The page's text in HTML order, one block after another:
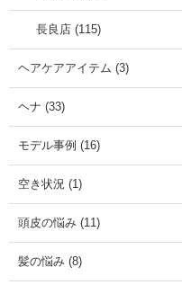
長良店 (115)
ヘアケアアイテム (3)
ヘナ (33)
モデル事例 (16)
空き状況 (1)
頭皮の悩み (11)
髪の悩み (8)